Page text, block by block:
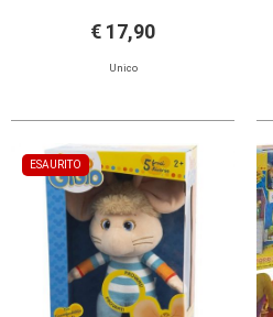
€ 17,90
Unico
ESAURITO